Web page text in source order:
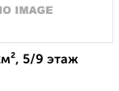
5/9 этаж